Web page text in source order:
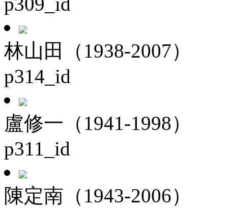
林山田（1938-2007）
p314_id
盧修一（1941-1998）
p311_id
陳定南（1943-2006）